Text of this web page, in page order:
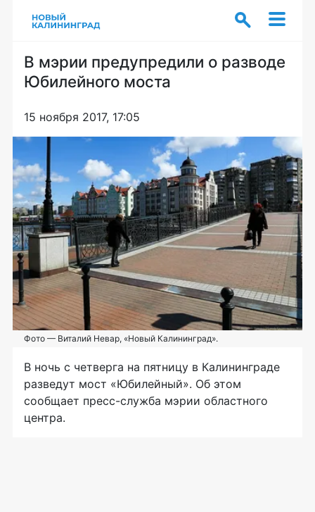
В мэрии предупредили о разводе
Юбилейного моста
15 ноября 2017, 17:05
Фото — Виталий Невар, «Новый Калининград».
В ночь с четверга на пятницу в Калининграде
разведут мост «Юбилейный». Об этом
сообщает пресс-служба мэрии областного
центра.